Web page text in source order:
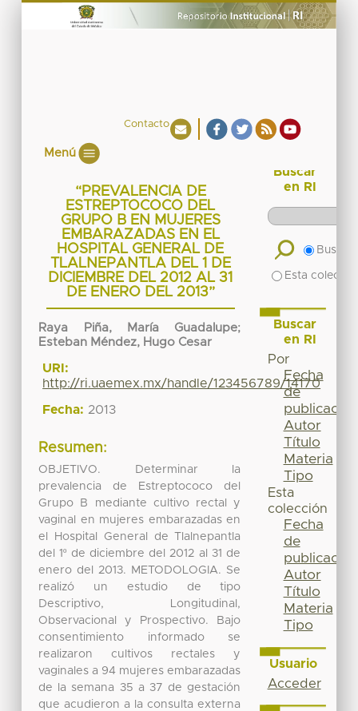
Contacto
Menú
“PREVALENCIA DE
ESTREPTOCOCO DEL
GRUPO B EN MUJERES
EMBARAZADAS EN EL
HOSPITAL GENERAL DE
TLALNEPANTLA DEL 1 DE
DICIEMBRE DEL 2012 AL 31
DE ENERO DEL 2013”
Raya Piña, María Guadalupe;
Esteban Méndez, Hugo Cesar
URI:
http://ri.uaemex.mx/handle/123456789/14170
Fecha: 2013
Resumen:
OBJETIVO. Determinar la
prevalencia de Estreptococo del
Grupo B mediante cultivo rectal y
vaginal en mujeres embarazadas en
el Hospital General de Tlalnepantla
del 1º de diciembre del 2012 al 31 de
enero del 2013. METODOLOGIA. Se
realizó un estudio de tipo
Descriptivo, Longitudinal,
Observacional y Prospectivo. Bajo
consentimiento informado se
realizaron cultivos rectales y
vaginales a 94 mujeres embarazadas
de la semana 35 a 37 de gestación
que acudieron a la consulta externa
Buscar
en RI
Buscar
Esta
Buscar
en RI
Por
Fecha
de
publicación
Autor
Título
Materia
Tipo
Esta
colección
Fecha
de
publicación
Autor
Título
Materia
Tipo
Usuario
Acceder